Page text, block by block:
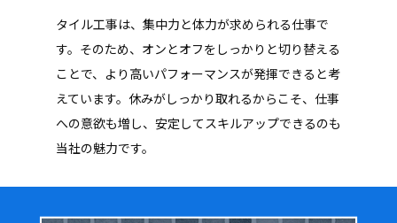
タイル工事は、集中力と体力が求められる仕事で
す。そのため、オンとオフをしっかりと切り替える
ことで、より高いパフォーマンスが発揮できると考
えています。休みがしっかり取れるからこそ、仕事
への意欲も増し、安定してスキルアップできるのも
当社の魅力です。